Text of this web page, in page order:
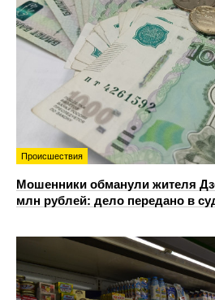
Происшествия
Мошенники обманули жителя
млн рублей: дело передано в